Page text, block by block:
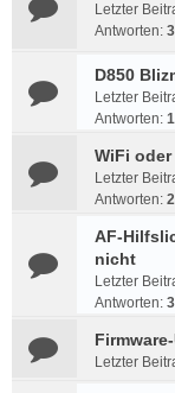
Letzter
Antworten:
D850
Letzter
Antworten: 1
WiFi oder
Letzter
Antworten: 2
AF-
nicht
Letzter
Antworten: 3
Letzter